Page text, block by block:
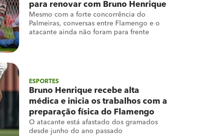
para renovar com Bruno Henrique
Mesmo com a forte concorrência do
Palmeiras, conversas entre Flamengo e o
atacante ainda não foram para frente
ESPORTES
Bruno Henrique recebe alta
médica e inicia os trabalhos com a
preparação física do Flamengo
O atacante está afastado dos gramados
desde junho do ano passado